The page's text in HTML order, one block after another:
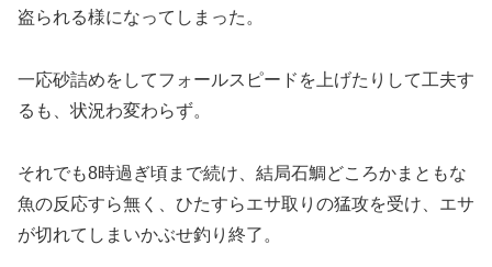
盗られる様になってしまった。
一応砂詰めをしてフォールスピードを上げたりして工夫す
るも、状況わ変わらず。
それでも8時過ぎ頃まで続け、結局石鯛どころかまともな
魚の反応すら無く、ひたすらエサ取りの猛攻を受け、エサ
が切れてしまいかぶせ釣り終了。